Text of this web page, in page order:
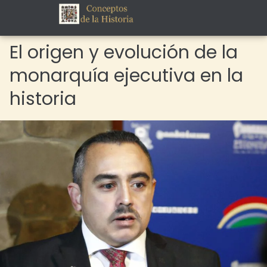
El origen y evolución de la
monarquía ejecutiva en la
historia